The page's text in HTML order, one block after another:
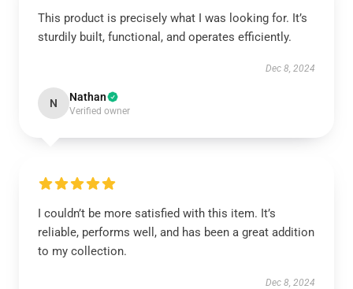
This product is precisely what I was looking for. It’s
sturdily built, functional, and operates efficiently.
Dec 8, 2024
N Nathan
Verified owner
I couldn’t be more satisfied with this item. It’s
reliable, performs well, and has been a great addition
to my collection.
Dec 8, 2024